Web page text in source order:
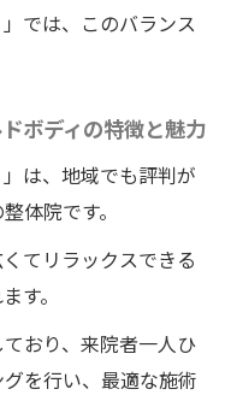
では、このバランス
ボディの特徴と魅力
は、地域でも評判が
体院です。
てリラックスできる
す。
おり、来院者一人ひ
を行い、最適な施術